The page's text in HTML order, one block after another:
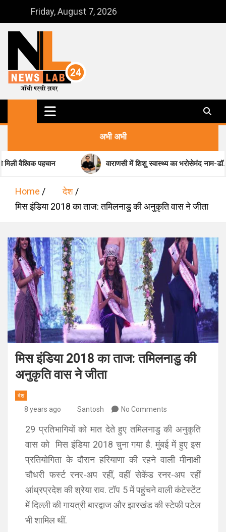
content
Friday, August 7, 2026
NewsLab24
जाँची परखी ख़बर
अभी अभी
वाराणसी में शिशु स्वास्थ्य का भरोसेमंद नाम-डॉ. मधुकर पांडेय
Home
देश
मिस इंडिया 2018 का ताज: तमिलनाडु की अनुकृति वास ने जीता
मिस इंडिया 2018 का ताज: तमिलनाडु की
अनुकृति वास ने जीता
देश
8 years ago Santosh No Comments
29 प्रतिभागियों को मात देते हुए तमिलनाडु की अनुकृति
वास को मिस इंडिया 2018 चुना गया है. मुंबई में हुए इस
प्रतियोगिता के दौरान हरियाणा की रहने वाली मीनाक्षी
चौधरी फर्स्ट रनर-अप रहीं, वहीं सेकेंड रनर-अप रहीं
आंध्रप्रदेश की श्रेया राव. टॉप 5 में पहुंचने वाली कंटेस्टेंट
में दिल्ली की गायत्री बारद्वाज और झारखंड की स्टेफी पटेल
भी शामिल थीं.